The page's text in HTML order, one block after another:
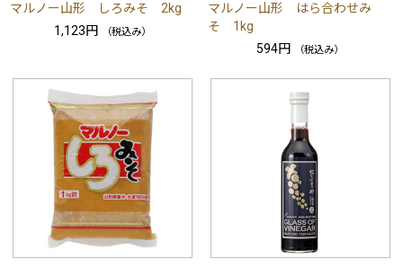
マルノー山形 しろみそ 2kg
1,123円
（税込み）
マルノー山形 はら合わせみ
そ 1kg
594円
（税込み）